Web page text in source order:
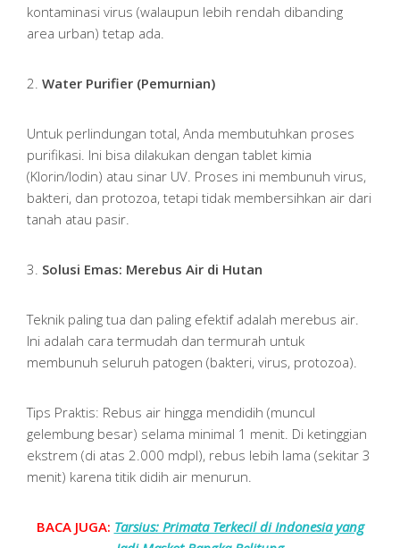
kontaminasi virus (walaupun lebih rendah dibanding
area urban) tetap ada.
2. Water Purifier (Pemurnian)
Untuk perlindungan total, Anda membutuhkan proses
purifikasi. Ini bisa dilakukan dengan tablet kimia
(Klorin/Iodin) atau sinar UV. Proses ini membunuh virus,
bakteri, dan protozoa, tetapi tidak membersihkan air dari
tanah atau pasir.
3. Solusi Emas: Merebus Air di Hutan
Teknik paling tua dan paling efektif adalah merebus air.
Ini adalah cara termudah dan termurah untuk
membunuh seluruh patogen (bakteri, virus, protozoa).
Tips Praktis: Rebus air hingga mendidih (muncul
gelembung besar) selama minimal 1 menit. Di ketinggian
ekstrem (di atas 2.000 mdpl), rebus lebih lama (sekitar 3
menit) karena titik didih air menurun.
BACA JUGA: Tarsius: Primata Terkecil di Indonesia yang